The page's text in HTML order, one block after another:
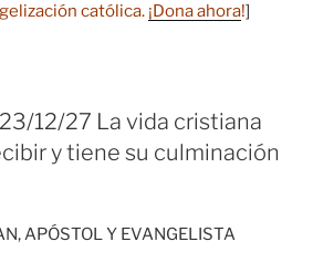
católica. ¡Dona ahora!]
12/27 La vida cristiana
y tiene su culminación
APÓSTOL Y EVANGELISTA